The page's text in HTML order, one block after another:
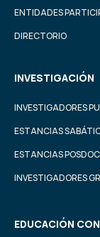
ENTIDADES
DIRECTORIO
INVESTIGACIÓN
INVESTIGADORES
ESTANCIAS
ESTANCIAS
INVESTIGADORES
EDUCACIÓN